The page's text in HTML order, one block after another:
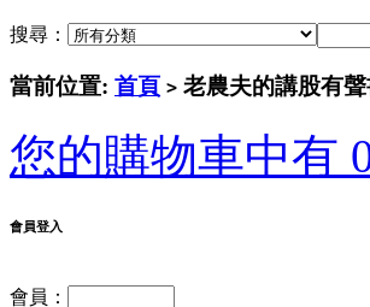
搜尋：
當前位置: 首頁 > 老農夫的講股有
您的購物車中有
會員登入
會員：